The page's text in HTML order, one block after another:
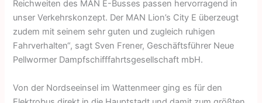
Reichweiten des MAN E-Busses passen hervorragend in
unser Verkehrskonzept. Der MAN Lion’s City E überzeugt
zudem mit seinem sehr guten und zugleich ruhigen
Fahrverhalten“, sagt Sven Frener, Geschäftsführer Neue
Pellwormer Dampfschifffahrtsgesellschaft mbH.
Von der Nordseeinsel im Wattenmeer ging es für den